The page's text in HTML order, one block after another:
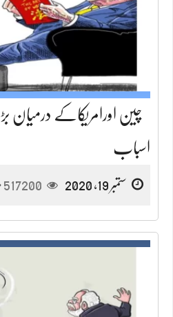
چین اورامریکاکے درمیان
اسباب
ستمبر 19, 2020 517200